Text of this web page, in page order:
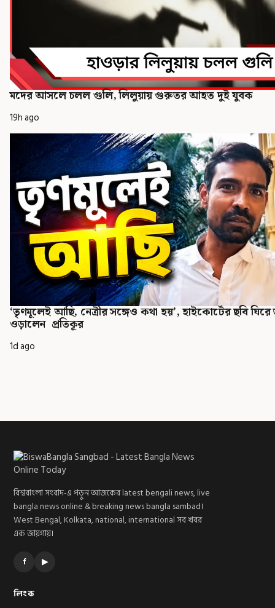
মদের আসলে চলল গুলি, লিলুয়ায় গুরুতর আহত দুই যুবক
19h ago
‘তৃণমূলেই আছি, নেত্রীর সঙ্গেও কথা হয়’, হাইকোর্টের ছবি ঘিরে
ওড়ালেন প্রতিকূর
1d ago
বিশ্ববাংলা সংবাদ-এ পড়ুন আজকের latest bengali news, live
bangla news online & breaking news bangla sambad।
West Bengal, Kolkata, national, international সব খবর
এক জায়গায়।
f ▶
লিংক